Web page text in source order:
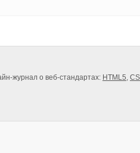
журнал о веб-стандартах: HTML5